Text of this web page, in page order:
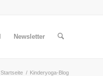
Newsletter
Startseite / Kinderyoga-Blog